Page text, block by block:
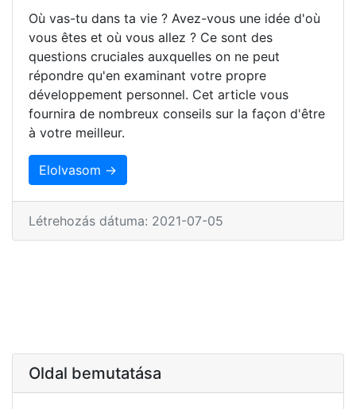
Où vas-tu dans ta vie ? Avez-vous une idée d'où
vous êtes et où vous allez ? Ce sont des
questions cruciales auxquelles on ne peut
répondre qu'en examinant votre propre
développement personnel. Cet article vous
fournira de nombreux conseils sur la façon d'être
à votre meilleur.
Elolvasom →
Létrehozás dátuma: 2021-07-05
Oldal bemutatása